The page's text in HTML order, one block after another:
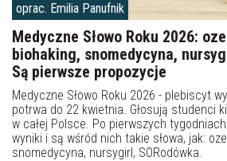
oprac. Emilia Panufnik
Medyczne Słowo Roku 2026:
biohaking, snomedycyna,
Są pierwsze propozycje
Medyczne Słowo Roku 2026 - plebiscyt
potrwa do 22 kwietnia. Głosują studenci
w całej Polsce. Po pierwszych
wyniki i są wśród nich takie słowa, jak:
snomedycyna, nursygirl, SORodówka.